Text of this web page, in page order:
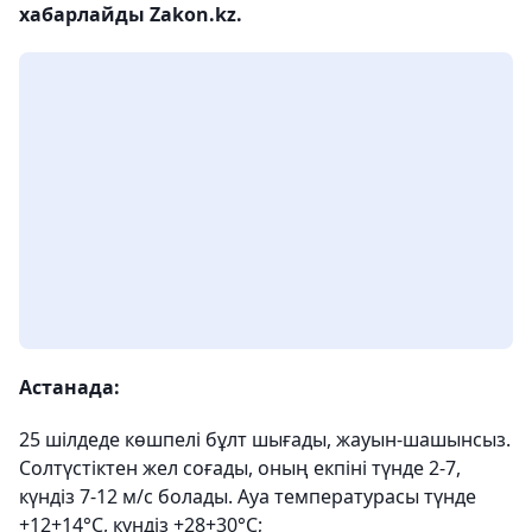
хабарлайды Zakon.kz.
Астанада:
25 шілдеде көшпелі бұлт шығады, жауын-шашынсыз.
Солтүстіктен жел соғады, оның екпіні түнде 2-7,
күндіз 7-12 м/с болады. Ауа температурасы түнде
+12+14°С, күндіз +28+30°С;